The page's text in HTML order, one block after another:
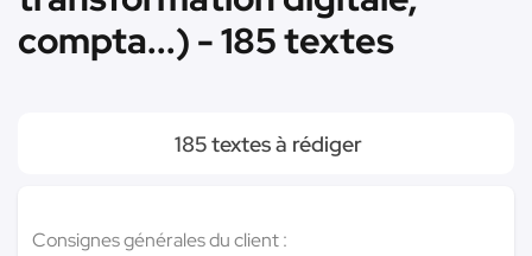
compta...) - 185 textes
185 textes à rédiger
Consignes générales du client :